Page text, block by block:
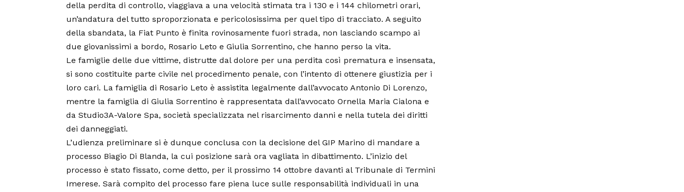
della perdita di controllo, viaggiava a una velocità stimata tra i 130 e i 144 chilometri orari,
un’andatura del tutto sproporzionata e pericolosissima per quel tipo di tracciato. A seguito
della sbandata, la Fiat Punto è finita rovinosamente fuori strada, non lasciando scampo ai
due giovanissimi a bordo, Rosario Leto e Giulia Sorrentino, che hanno perso la vita.
Le famiglie delle due vittime, distrutte dal dolore per una perdita così prematura e insensata,
si sono costituite parte civile nel procedimento penale, con l’intento di ottenere giustizia per i
loro cari. La famiglia di Rosario Leto è assistita legalmente dall’avvocato Antonio Di Lorenzo,
mentre la famiglia di Giulia Sorrentino è rappresentata dall’avvocato Ornella Maria Cialona e
da Studio3A-Valore Spa, società specializzata nel risarcimento danni e nella tutela dei diritti
dei danneggiati.
L’udienza preliminare si è dunque conclusa con la decisione del GIP Marino di mandare a
processo Biagio Di Blanda, la cui posizione sarà ora vagliata in dibattimento. L’inizio del
processo è stato fissato, come detto, per il prossimo 14 ottobre davanti al Tribunale di Termini
Imerese. Sarà compito del processo fare piena luce sulle responsabilità individuali in una